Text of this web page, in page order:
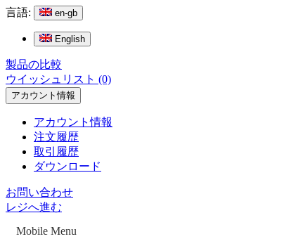
言語: en-gb
English
製品の比較
ウイッシュリスト (0)
アカウント情報
アカウント情報
注文履歴
取引履歴
ダウンロード
お問い合わせ
レジへ進む
Mobile Menu